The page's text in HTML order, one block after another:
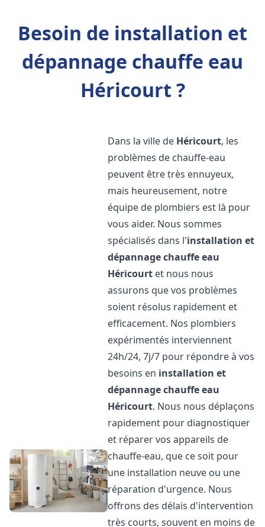
Besoin de installation et
dépannage chauffe eau
Héricourt ?
Dans la ville de Héricourt, les
problèmes de chauffe-eau
peuvent être très ennuyeux,
mais heureusement, notre
équipe de plombiers est là pour
vous aider. Nous sommes
spécialisés dans l'installation et
dépannage chauffe eau
Héricourt et nous nous
assurons que vos problèmes
soient résolus rapidement et
efficacement. Nos plombiers
expérimentés interviennent
24h/24, 7j/7 pour répondre à vos
besoins en installation et
dépannage chauffe eau
Héricourt. Nous nous déplaçons
rapidement pour diagnostiquer
et réparer vos appareils de
chauffe-eau, que ce soit pour
une installation neuve ou une
réparation d'urgence. Nous
offrons des délais d'intervention
très courts, souvent en moins de